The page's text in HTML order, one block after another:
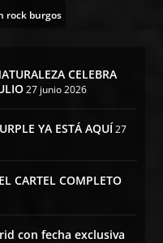
rock burgos
CELEBRA
27 junio 2026
YA ESTÁ AQUÍ27
CARTEL COMPLETO
con fecha exclusiva